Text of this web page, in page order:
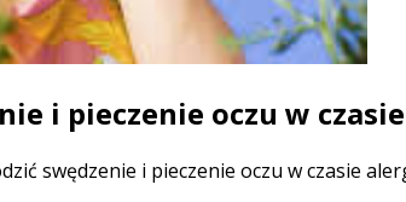
i pieczenie oczu w
swędzenie i pieczenie oczu w czasie